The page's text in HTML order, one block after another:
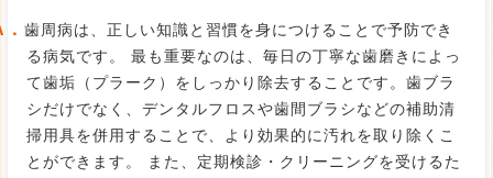
．歯周病は、正しい知識と習慣を身につけることで予防でき
る病気です。 最も重要なのは、毎日の丁寧な歯磨きによっ
て歯垢（プラーク）をしっかり除去することです。歯ブラ
シだけでなく、デンタルフロスや歯間ブラシなどの補助清
掃用具を併用することで、より効果的に汚れを取り除くこ
とができます。 また、定期検診・クリーニングを受けるた